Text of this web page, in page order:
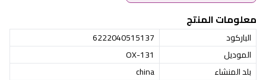
معلومات المنتج
الباركود
6222040515137
الموديل
OX-131
بلد المنشاء
china